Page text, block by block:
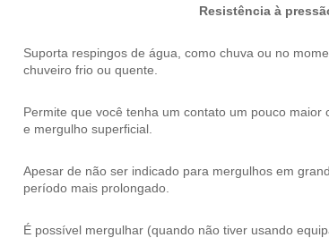
Resistência à
Suporta respingos de água, como chuva ou no
chuveiro frio ou quente.
Permite que você tenha um contato um pouco
e mergulho superficial.
Apesar de não ser indicado para mergulhos em
período mais prolongado.
É possível mergulhar (quando não tiver usando